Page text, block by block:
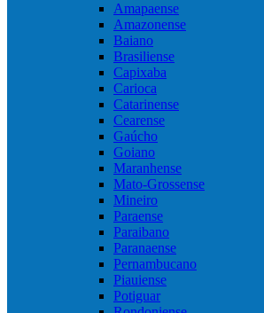
Amapaense
Amazonense
Baiano
Brasiliense
Capixaba
Carioca
Catarinense
Cearense
Gaúcho
Goiano
Maranhense
Mato-Grossense
Mineiro
Paraense
Paraibano
Paranaense
Pernambucano
Piauiense
Potiguar